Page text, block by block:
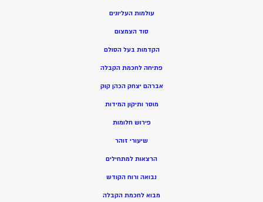
עולמות העליונים
סוד הצמצום
הקדמות בעל הסולם
פתיחה לחכמת הקבלה
אברהם יצחק הכהן קוק
מוסר ותיקון המידות
פירוש חלומות
שיעורי זוהר
הרצאות למתחילים
נבואה ורוח הקודש
מבוא לחכמת הקבלה